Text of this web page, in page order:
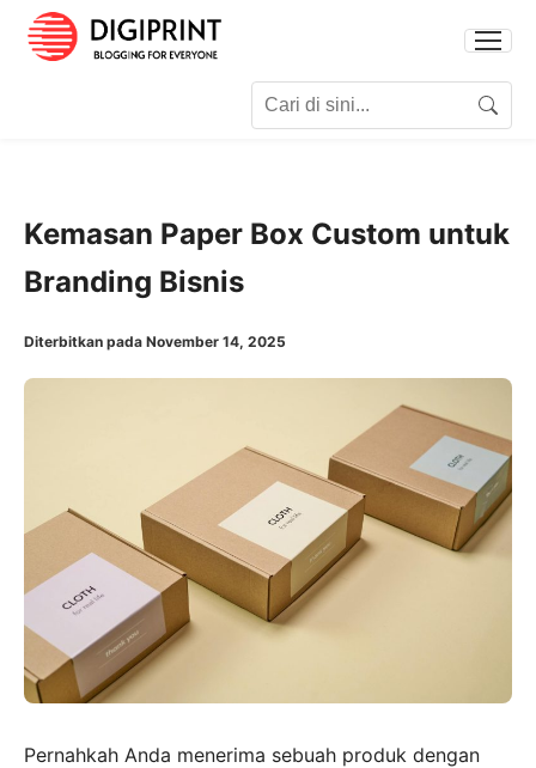
Search
Kemasan Paper Box Custom untuk
Branding Bisnis
Diterbitkan pada November 14, 2025
Pernahkah Anda menerima sebuah produk dengan